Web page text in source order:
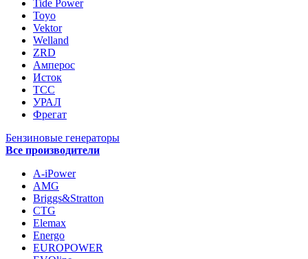
Tide Power
Toyo
Vektor
Welland
ZRD
Амперос
Исток
ТСС
УРАЛ
Фрегат
Бензиновые генераторы
Все производители
A-iPower
AMG
Briggs&Stratton
CTG
Elemax
Energo
EUROPOWER